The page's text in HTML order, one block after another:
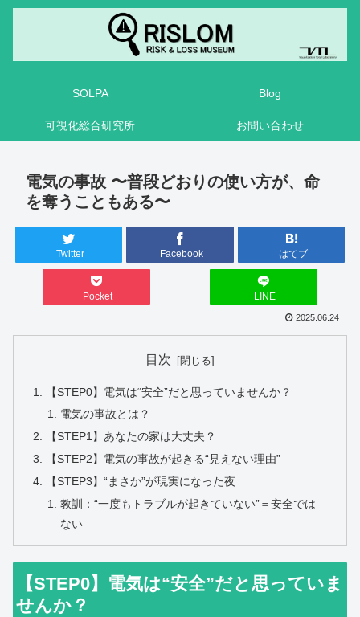
SOLPA Blog
可視化総合研究所 お問い合わせ
電気の事故 〜普段どおりの使い方が、命
を奪うこともある〜
Twitter Facebook はてブ
Pocket LINE
2025.06.24
目次
【STEP0】電気は“安全”だと思っていませんか？
電気の事故とは？
【STEP1】あなたの家は大丈夫？
【STEP2】電気の事故が起きる“見えない理由”
【STEP3】“まさか”が現実になった夜
教訓：“一度もトラブルが起きていない”＝安全では
ない
【STEP0】電気は“安全”だと思っていま
せんか？